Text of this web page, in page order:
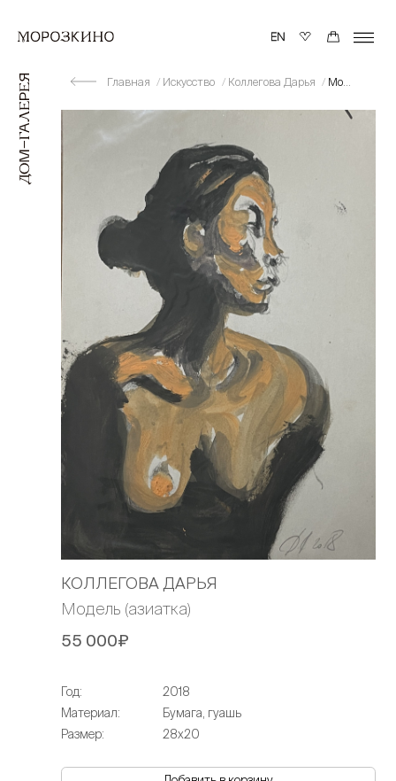
Главная Искусство Коллегова Дарья Модель (азиатка)
КОЛЛЕГОВА ДАРЬЯ
Модель (азиатка)
55 000₽
Год:
2018
Материал:
Бумага, гуашь
Размер:
28х20